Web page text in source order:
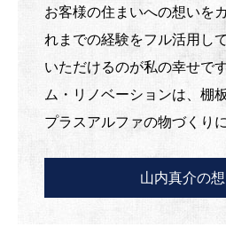
お客様の住まいへの想いを
れまでの経験をフル活用し
いただけるのが私の幸せで
ム・リノベーションは、棚
プラスアルファの物づくり
山内真介の